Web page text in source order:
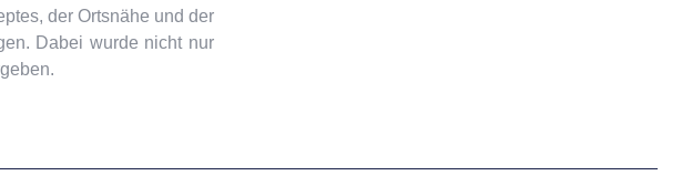
der Ortsnähe und der
Dabei wurde nicht nur